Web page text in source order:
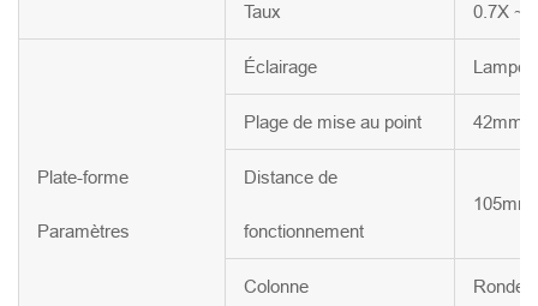
Taux 0.7X ~
Plate-forme
Paramètres
Éclairage Lampe
Plage de mise au point 42mm
Distance de
fonctionnement
105mm
Colonne Ronde